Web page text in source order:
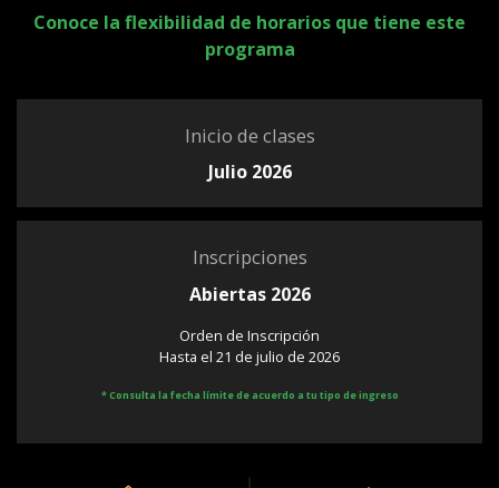
Conoce la flexibilidad de horarios que tiene este
programa
Inicio de clases
Julio 2026
Inscripciones
Abiertas 2026
Orden de Inscripción
Hasta el 21 de julio de 2026
* Consulta la fecha límite de acuerdo a tu tipo de ingreso